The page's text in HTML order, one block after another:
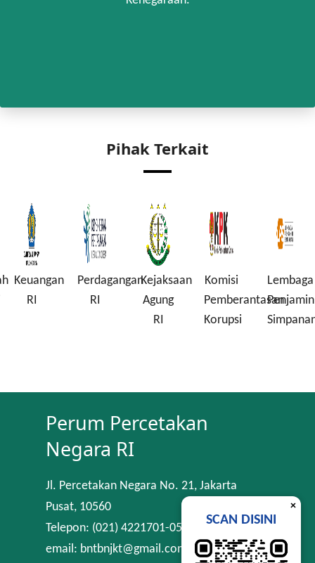
Pihak Terkait
Keuangan
RI
Perdagangan
RI
Kejaksaan
Agung
RI
Komisi
Pemberantasan
Korupsi
Lembaga
Penjamin
Perum Percetakan
Negara RI
Jl. Percetakan Negara No. 21, Jakarta
Pusat, 10560
Telepon: (021) 4221701-05
email: bntbnjkt@gmail.com
×
SCAN DISINI